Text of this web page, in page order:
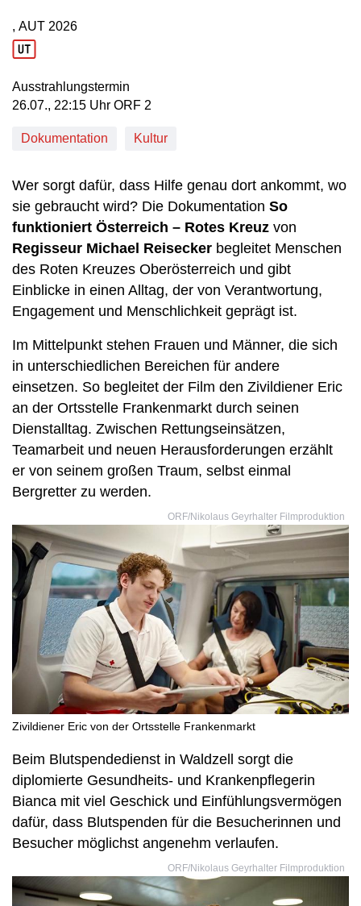
Produktionsland: AUT
, AUT
Produktionsjahr: 2026
2026
Ausstrahlungstermin
26. Juli, 22:15 Uhr in ORF 2
26.07., 22:15 Uhr ORF 2
Dokumentation Kultur
Wer sorgt dafür, dass Hilfe genau dort ankommt, wo
sie gebraucht wird? Die Dokumentation So
funktioniert Österreich – Rotes Kreuz von
Regisseur Michael Reisecker begleitet Menschen
des Roten Kreuzes Oberösterreich und gibt
Einblicke in einen Alltag, der von Verantwortung,
Engagement und Menschlichkeit geprägt ist.
Im Mittelpunkt stehen Frauen und Männer, die sich
in unterschiedlichen Bereichen für andere
einsetzen. So begleitet der Film den Zivildiener Eric
an der Ortsstelle Frankenmarkt durch seinen
Dienstalltag. Zwischen Rettungseinsätzen,
Teamarbeit und neuen Herausforderungen erzählt
er von seinem großen Traum, selbst einmal
Bergretter zu werden.
ORF/Nikolaus Geyrhalter Filmproduktion
Zivildiener Eric von der Ortsstelle Frankenmarkt
Beim Blutspendedienst in Waldzell sorgt die
diplomierte Gesundheits- und Krankenpflegerin
Bianca mit viel Geschick und Einfühlungsvermögen
dafür, dass Blutspenden für die Besucherinnen und
Besucher möglichst angenehm verlaufen.
ORF/Nikolaus Geyrhalter Filmproduktion